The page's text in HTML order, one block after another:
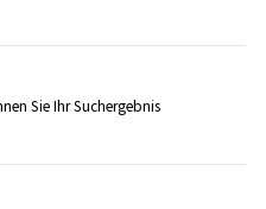
Sie Ihr Suchergebnis